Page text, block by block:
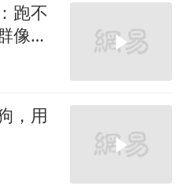
跑不
像燃
，用